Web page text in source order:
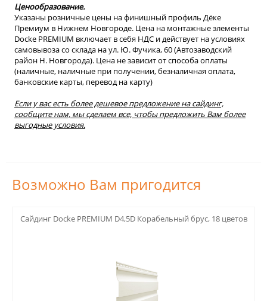
Ценообразование.
Указаны розничные цены на финишный профиль Дёке
Премиум в Нижнем Новгороде. Цена на монтажные элементы
Docke PREMIUM включает в себя НДС и действует на условиях
самовывоза со склада на ул. Ю. Фучика, 60 (Автозаводский
район Н. Новгорода). Цена не зависит от способа оплаты
(наличные, наличные при получении, безналичная оплата,
банковские карты, перевод на карту)
Если у вас есть более дешевое предложение на сайдинг,
сообщите нам, мы сделаем все, чтобы предложить Вам более
выгодные условия.
Возможно Вам пригодится
Сайдинг Docke PREMIUM D4,5D Корабельный брус, 18 цветов